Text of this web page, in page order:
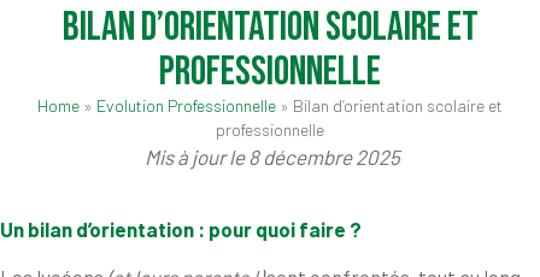
Bilan d’orientation scolaire et
professionnelle
Home » Evolution Professionnelle » Bilan d’orientation scolaire et
professionnelle
Mis à jour le 8 décembre 2025
Un bilan d’orientation : pour quoi faire ?